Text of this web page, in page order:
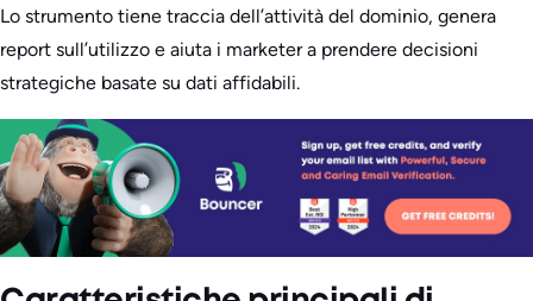
Lo strumento tiene traccia dell’attività del dominio, genera
report sull’utilizzo e aiuta i marketer a prendere decisioni
strategiche basate su dati affidabili.